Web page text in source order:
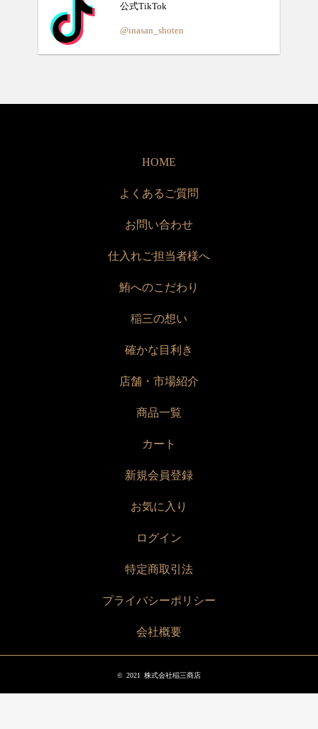
公式TikTok
@inasan_shoten
HOME
よくあるご質問
お問い合わせ
仕入れご担当者様へ
鮪へのこだわり
稲三の想い
確かな目利き
店舗・市場紹介
商品一覧
カート
新規会員登録
お気に入り
ログイン
特定商取引法
プライバシーポリシー
会社概要
© 2021 株式会社稲三商店